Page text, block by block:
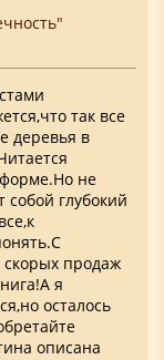
так все
деревья в
форме.Но не
собой глубокий
продаж
я
осталось
описана